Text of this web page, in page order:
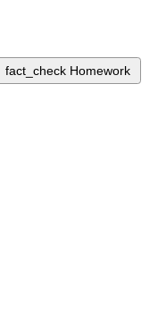
fact_check Homework